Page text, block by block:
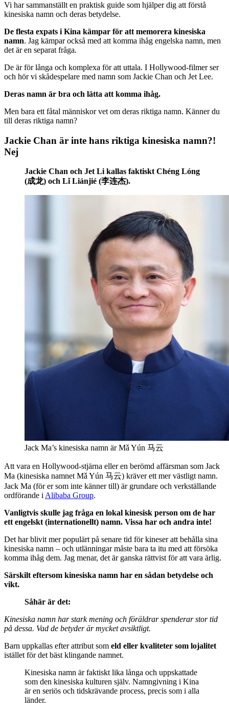
Vi har sammanställt en praktisk guide som hjälper dig att förstå
kinesiska namn och deras betydelse.
De flesta expats i Kina kämpar för att memorera kinesiska
namn. Jag kämpar också med att komma ihåg engelska namn, men
det är en separat fråga.
De är för långa och komplexa för att uttala. I Hollywood-filmer ser
och hör vi skådespelare med namn som Jackie Chan och Jet Lee.
Deras namn är bra och lätta att komma ihåg.
Men bara ett fåtal människor vet om deras riktiga namn. Känner du
till deras riktiga namn?
Jackie Chan är inte hans riktiga kinesiska namn?!
Nej
Jackie Chan och Jet Li kallas faktiskt Chéng Lóng
(成龙) och Lǐ Liánjié (李连杰).
Jack Ma’s kinesiska namn är Mǎ Yún 马云
Att vara en Hollywood-stjärna eller en berömd affärsman som Jack
Ma (kinesiska namnet Mǎ Yún 马云) kräver ett mer västligt namn.
Jack Ma (för er som inte känner till) är grundare och verkställande
ordförande iAlibaba Group.
Vanligtvis skulle jag fråga en lokal kinesisk person om de har
ett engelskt (internationellt) namn. Vissa har och andra inte!
Det har blivit mer populärt på senare tid för kineser att behålla sina
kinesiska namn – och utlänningar måste bara ta itu med att försöka
komma ihåg dem. Jag menar, det är ganska rättvist för att vara ärlig.
Särskilt eftersom kinesiska namn har en sådan betydelse och
vikt.
Såhär är det:
Kinesiska namn har stark mening och föräldrar spenderar stor tid
på dessa. Vad de betyder är mycket avsiktligt.
Barn uppkallas efter attribut som eld eller kvaliteter som lojalitet
istället för det bäst klingande namnet.
Kinesiska namn är faktiskt lika långa och uppskattade
som den kinesiska kulturen själv. Namngivning i Kina
är en seriös och tidskrävande process, precis som i alla
länder.